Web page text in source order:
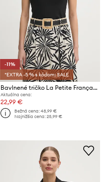
-11%
*EXTRA -5 % s kódom: SALE
Bavlnené tričko La Petite Française LPF
Aktuálna cena:
22,99 €
Bežná cena:48,99 €
Najnižšia cena:25,99 €